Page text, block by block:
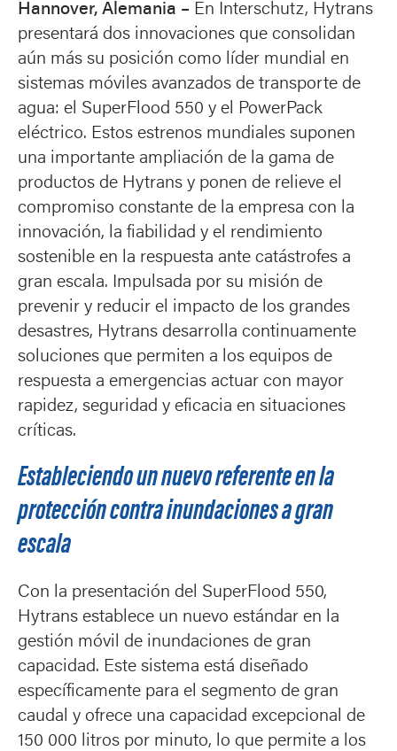
Hannover, Alemania – En Interschutz, Hytrans
presentará dos innovaciones que consolidan
aún más su posición como líder mundial en
sistemas móviles avanzados de transporte de
agua: el SuperFlood 550 y el PowerPack
eléctrico. Estos estrenos mundiales suponen
una importante ampliación de la gama de
productos de Hytrans y ponen de relieve el
compromiso constante de la empresa con la
innovación, la fiabilidad y el rendimiento
sostenible en la respuesta ante catástrofes a
gran escala. Impulsada por su misión de
prevenir y reducir el impacto de los grandes
desastres, Hytrans desarrolla continuamente
soluciones que permiten a los equipos de
respuesta a emergencias actuar con mayor
rapidez, seguridad y eficacia en situaciones
críticas.
Estableciendo un nuevo referente en la
protección contra inundaciones a gran
escala
Con la presentación del SuperFlood 550,
Hytrans establece un nuevo estándar en la
gestión móvil de inundaciones de gran
capacidad. Este sistema está diseñado
específicamente para el segmento de gran
caudal y ofrece una capacidad excepcional de
150 000 litros por minuto, lo que permite a los